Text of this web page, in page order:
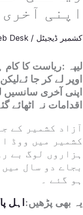
اپنی
کشمیر ڈیجیٹل /
Desk
لیپہ :ریاست کا
اوپر لے کر جا
اپنی آخری
اقدامات نہ
آزاد کشمیر کے
کشمیر میں ووڈ
ہزاروں لوگ بے
بجاے دو سال
ہو گئے ۔
یہ بھی پڑھیں: اہل